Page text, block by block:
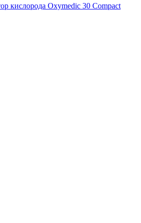
кислорода Oxymedic 30 Compact